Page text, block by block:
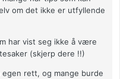
om det ikke er utfyllende
har vist seg ikke å være
(skjerp dere !!)
rett, og mange burde